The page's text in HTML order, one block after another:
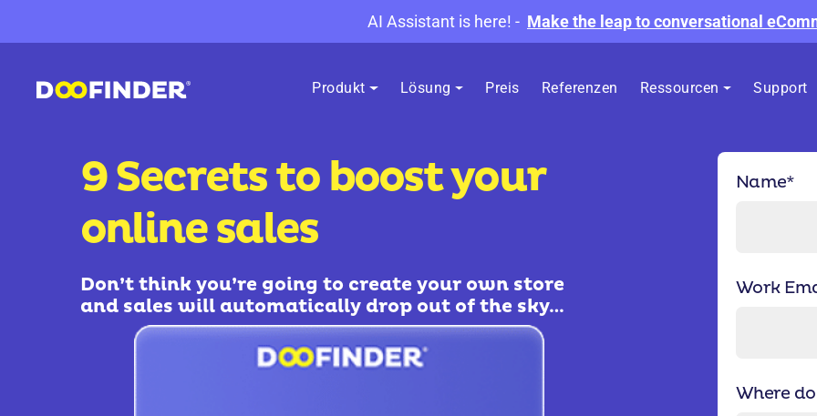
AI Assistant is here! - Make the leap to conversational
Produkt Lösung Preis Referenzen Ressourcen Support
9 Secrets to boost your
online sales
Don’t think you’re going to create your own store
and sales will automatically drop out of the sky…
Name*
Work
Where